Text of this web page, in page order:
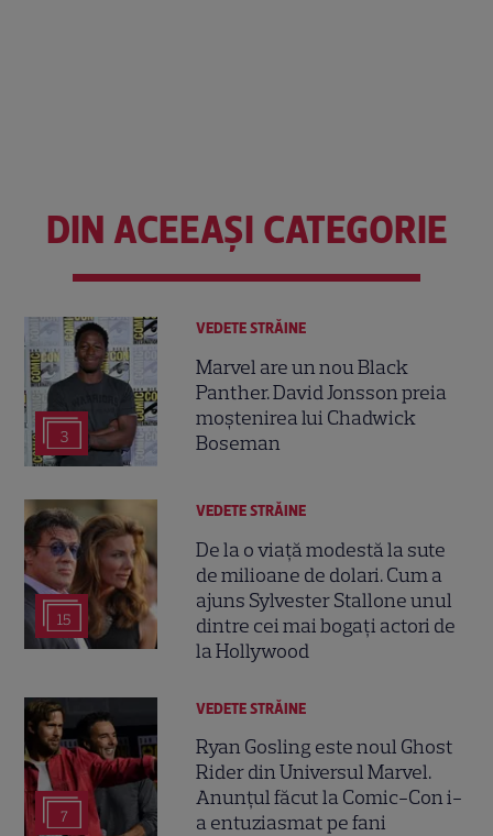
DIN ACEEAȘI CATEGORIE
3
VEDETE STRĂINE
Marvel are un nou Black
Panther. David Jonsson preia
moștenirea lui Chadwick
Boseman
15
VEDETE STRĂINE
De la o viață modestă la sute
de milioane de dolari. Cum a
ajuns Sylvester Stallone unul
dintre cei mai bogați actori de
la Hollywood
7
VEDETE STRĂINE
Ryan Gosling este noul Ghost
Rider din Universul Marvel.
Anunțul făcut la Comic-Con i-
a entuziasmat pe fani